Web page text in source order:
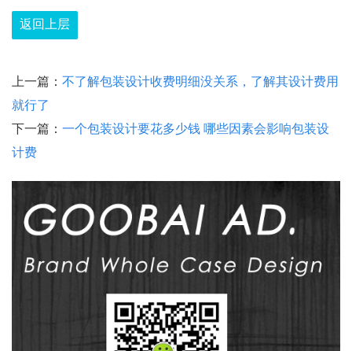
返回上层
上一篇： 不了解包装设计收费明细没关系，了解其设计费用
就行了
下一篇： 一个包装设计要花多少钱 哪些因素会影响包装设
计费